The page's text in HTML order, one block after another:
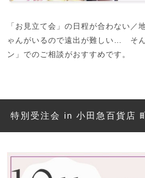
「お見立て会」の日程が合わない
ゃんがいるので遠出が難しい… そ
ン」でのご相談がおすすめです。
特別受注会 in 小田急百貨店